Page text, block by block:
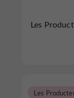
Les
Les